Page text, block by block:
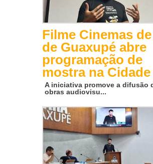
Filme Cinemas
de Guaxupé abre
programação de
mostra na Cidade
A iniciativa promove a difusão
obras audiovisu...